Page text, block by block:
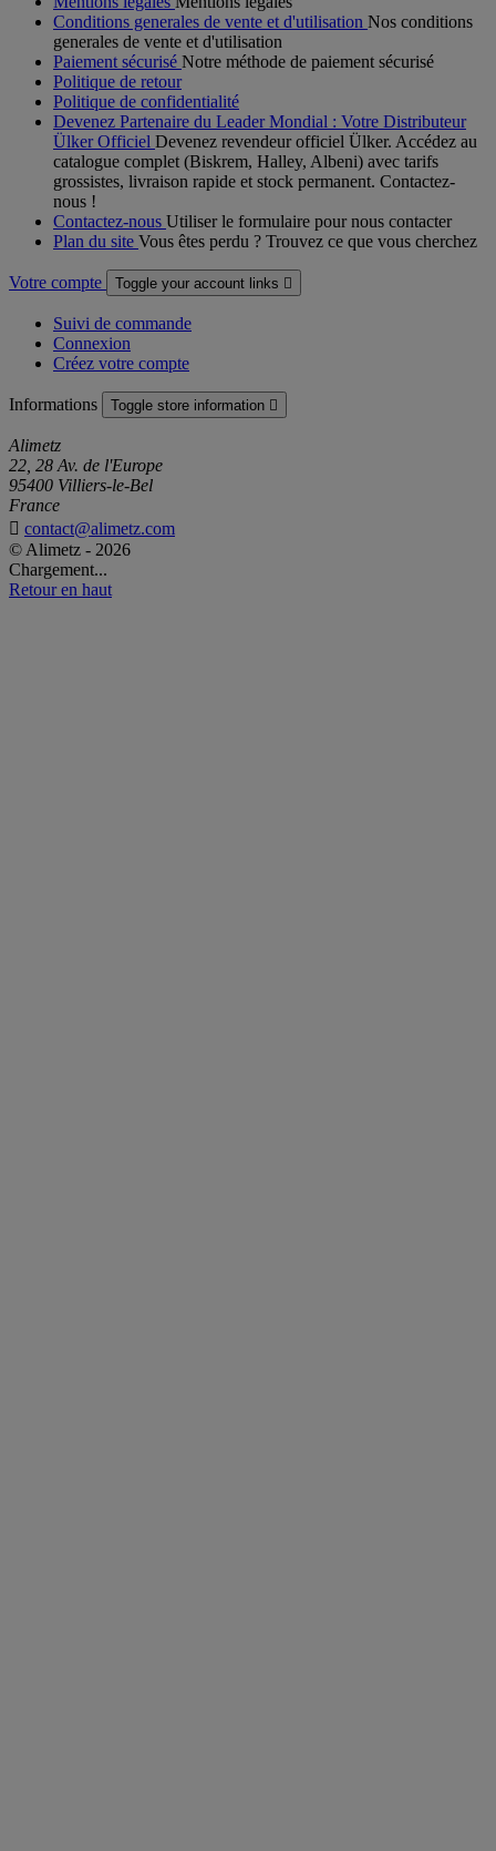
Conditions generales de vente et d'utilisation Nos conditions
generales de vente et d'utilisation
Paiement sécurisé Notre méthode de paiement sécurisé
Politique de retour
Politique de confidentialité
Devenez Partenaire du Leader Mondial : Votre Distributeur
Ülker Officiel Devenez revendeur officiel Ülker. Accédez au
catalogue complet (Biskrem, Halley, Albeni) avec tarifs
grossistes, livraison rapide et stock permanent. Contactez-
nous !
Contactez-nous Utiliser le formulaire pour nous contacter
Plan du site Vous êtes perdu ? Trouvez ce que vous cherchez
Votre compte Toggle your account links 
Suivi de commande
Connexion
Créez votre compte
Informations Toggle store information 
Alimetz
22, 28 Av. de l'Europe
95400 Villiers-le-Bel
France
 contact@alimetz.com
© Alimetz - 2026
Chargement...
Retour en haut